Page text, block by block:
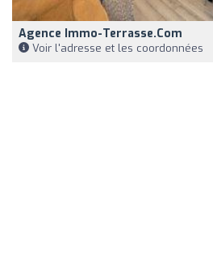
Agence Immo-Terrasse.com
Voir l'adresse et les coordonnées